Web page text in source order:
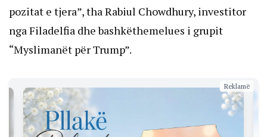
pozitat e tjera”, tha Rabiul Chowdhury, investitor
nga Filadelfia dhe bashkëthemelues i grupit
“Myslimanët për Trump”.
Reklamë